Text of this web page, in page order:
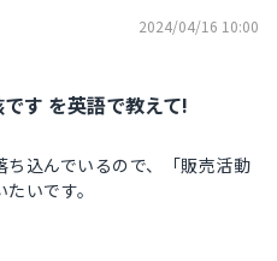
2024/04/16 10:00
す を英語で教えて!
込んでいるので、「販売活動
いです。